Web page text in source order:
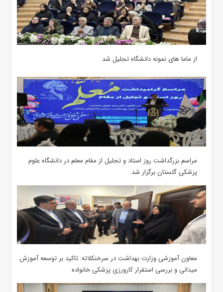
از ماما های نمونه دانشگاه تجلیل شد
مراسم بزرگداشت روز استاد و تجلیل از مقام معلم در دانشگاه علوم
پزشکی گلستان برگزار شد.‌
معاون آموزشی وزارت بهداشت در سرخنکلاته: تاکید بر توسعه آموزش
میدانی و بررسی استقرار کارورزی پزشکی ‌خانواده